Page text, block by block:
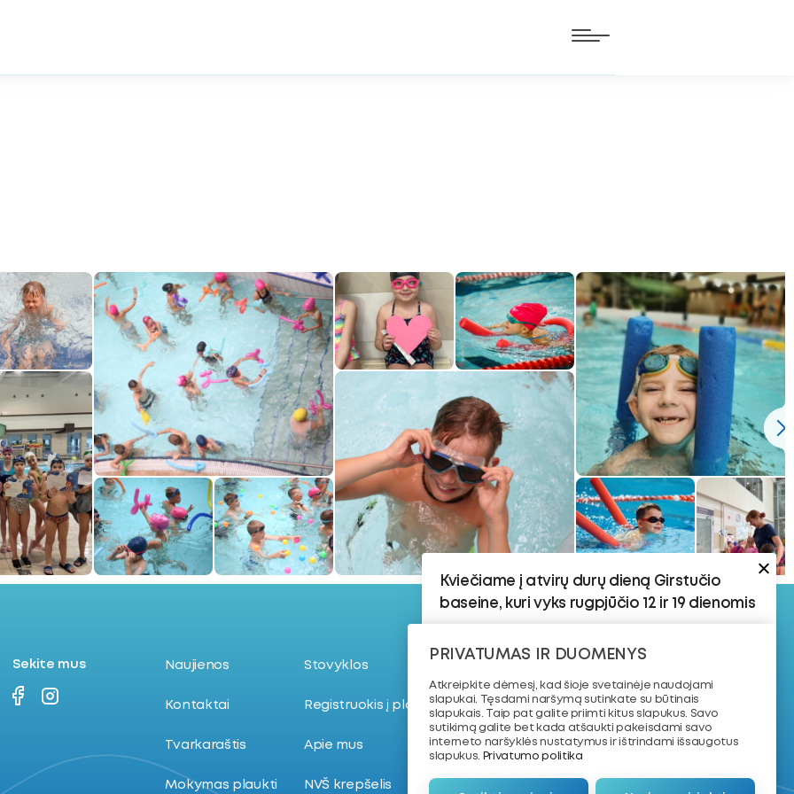
Sekite mus Naujienos Stovyklos
Kontaktai Registruokis į plaukimo treniruotę
Tvarkaraštis Apie mus
Mokymas plaukti NVŠ krepšelis
„Plaukimo
akademija“
PRIVATUMAS IR DUOMENYS
Atkreipkite dėmesį, kad šioje svetainėje naudojami
slapukai. Tęsdami naršymą sutinkate su būtinais
slapukais. Taip pat galite priimti kitus slapukus. Savo
sutikimą galite bet kada atšaukti pakeisdami savo
interneto naršyklės nustatymus ir ištrindami išsaugotus
slapukus.
Privatumo politika
Kviečiame į atvirų durų dieną Girstučio
baseine, kuri vyks rugpjūčio 12 ir 19 dienomis
Vaikams, kurie jau yra susipažinę su
vandeniu ir turi plaukimo pagrindus.
18:30–19:15 | 7–11 metų vaikams | Dailusis
Plaukimas